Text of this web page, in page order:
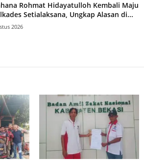
Rohmat Hidayatulloh Kembali Maju
Setialaksana, Ungkap Alasan di...
2026